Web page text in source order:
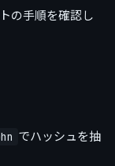
の手順を確認し
でハッシュを抽